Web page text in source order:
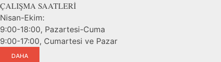
ÇALIŞMA SAATLERİ
Nisan-Ekim:
9:00-18:00, Pazartesi-Cuma
9:00-17:00, Cumartesi ve Pazar
DAHA